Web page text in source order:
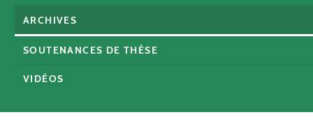
ARCHIVES
SOUTENANCES DE THÈSE
VIDÉOS